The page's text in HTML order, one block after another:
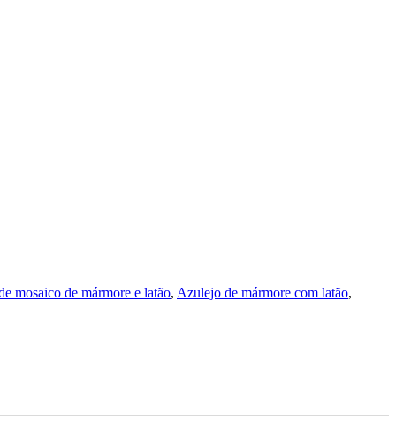
mosaico de mármore e latão, Azulejo de mármore com latão,